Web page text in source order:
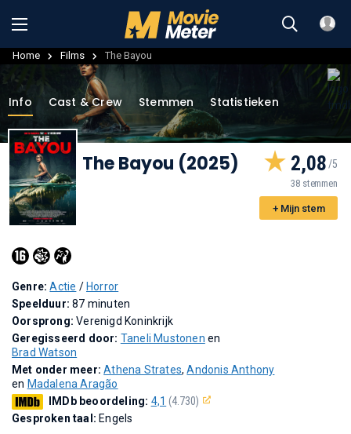
Home Films The Bayou
Info Cast & Crew Stemmen Statistieken
The Bayou (2025) 2,08
38 stemmen
+ Mijn stem
Genre:Actie / Horror
Speelduur:87 minuten
Oorsprong:Verenigd Koninkrijk
Geregisseerd door: Taneli Mustonen en
Brad Watson
Met onder meer:Athena Strates,Andonis Anthony
en Madalena Aragão
IMDb beoordeling: 4,1 (4.730)
Gesproken taal: Engels